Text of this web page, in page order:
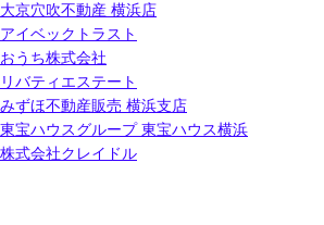
大京穴吹不動産 横浜店
アイベックトラスト
おうち株式会社
リバティエステート
みずほ不動産販売 横浜支店
東宝ハウスグループ 東宝ハウス横浜
株式会社クレイドル